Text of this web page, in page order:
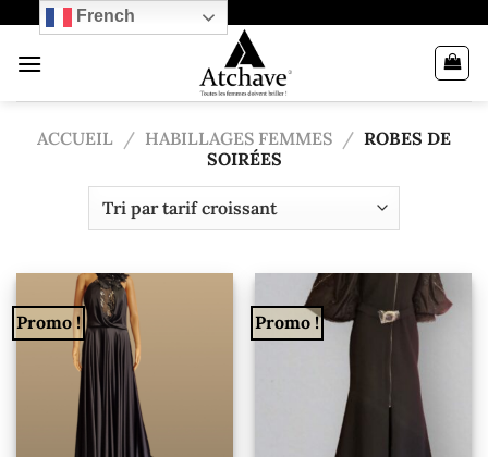
Passer
contenu
ACCUEIL / HABILLAGES FEMMES / ROBES DE
SOIRÉES
Promo ! Promo !
French